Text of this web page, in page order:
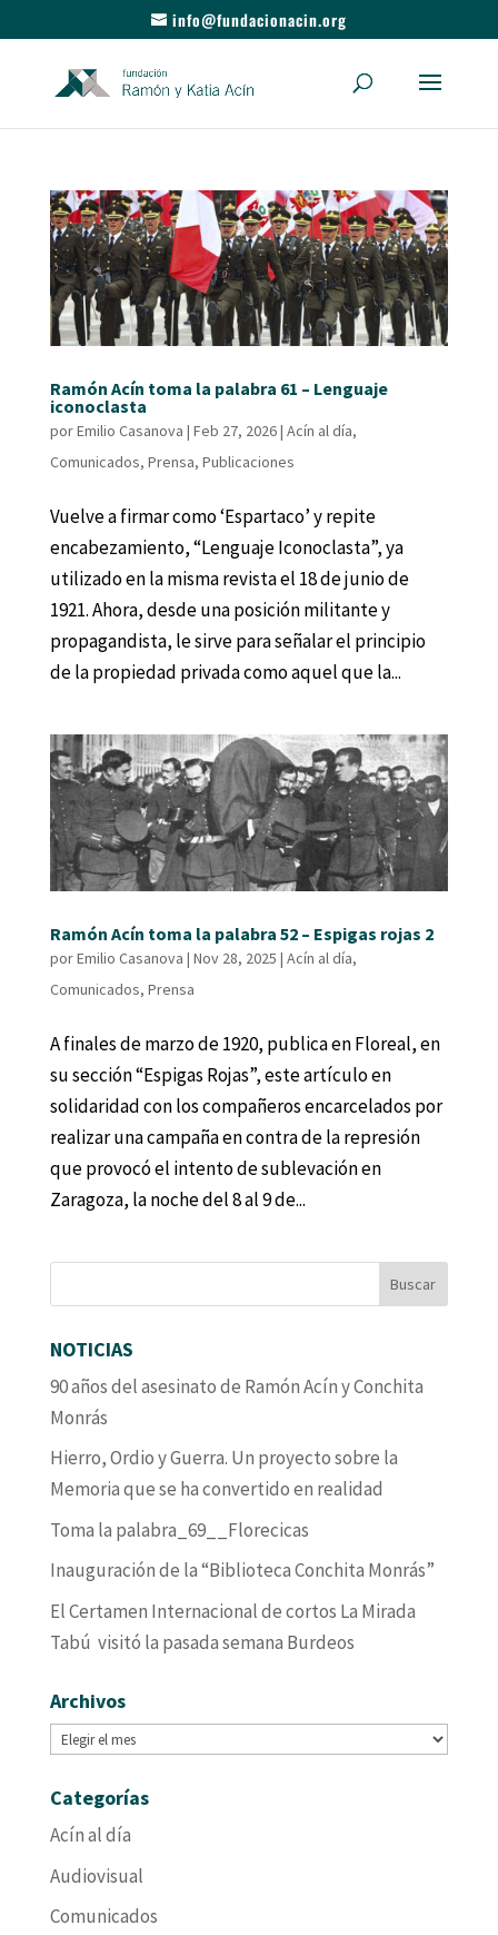
info@fundacionacin.org
Ramón Acín toma la palabra 61 – Lenguaje
iconoclasta
porEmilio Casanova | Feb 27, 2026| Acín al día,
Comunicados, Prensa, Publicaciones
Vuelve a firmar como ‘Espartaco’ y repite
encabezamiento, “Lenguaje Iconoclasta”, ya
utilizado en la misma revista el 18 de junio de
1921. Ahora, desde una posición militante y
propagandista, le sirve para señalar el principio
de la propiedad privada como aquel que la...
Ramón Acín toma la palabra 52 – Espigas rojas 2
porEmilio Casanova | Nov 28, 2025 | Acín al día,
Comunicados, Prensa
A finales de marzo de 1920, publica en Floreal, en
su sección “Espigas Rojas”, este artículo en
solidaridad con los compañeros encarcelados por
realizar una campaña en contra de la represión
que provocó el intento de sublevación en
Zaragoza, la noche del 8 al 9 de...
NOTICIAS
90 años del asesinato de Ramón Acín y Conchita
Monrás
Hierro, Ordio y Guerra. Un proyecto sobre la
Memoria que se ha convertido en realidad
Toma la palabra_69__Florecicas
Inauguración de la “Biblioteca Conchita Monrás”
El Certamen Internacional de cortos La Mirada
Tabú visitó la pasada semana Burdeos
Archivos
Archivos
Categorías
Acín al día
Audiovisual
Comunicados